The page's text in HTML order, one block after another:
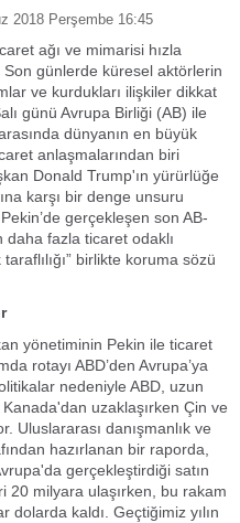
2018 Perşembe 16:45
ağı ve mimarisi hızla
Son günlerde küresel aktörlerin
ve kurdukları ilişkiler dikkat
günü Avrupa Birliği (AB) ile
dünyanın en büyük
anlaşmalarından biri
Donald Trump'ın yürürlüğe
karşı bir denge unsuru
gerçekleşen son AB-
fazla ticaret odaklı
birlikte koruma sözü
yönetiminin Pekin ile ticaret
rotayı ABD’den Avrupa’ya
nedeniyle ABD, uzun
uzaklaşırken Çin ve
Uluslararası danışmanlık ve
hazırlanan bir raporda,
gerçekleştirdiği satın
20 milyara ulaşırken, bu rakam
kaldı. Geçtiğimiz yılın